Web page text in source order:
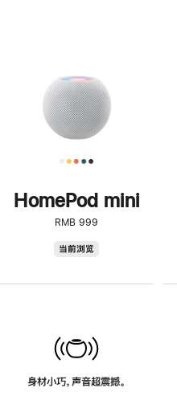
HomePod mini
RMB 999
当前浏览
身材小巧，声音超震撼。